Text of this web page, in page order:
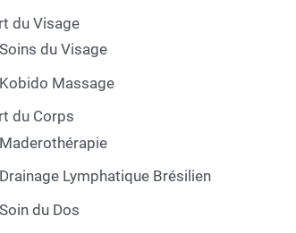
du Visage
Soins du Visage
Kobido Massage
du Corps
Maderothérapie
Drainage Lymphatique Brésilien
Soin du Dos